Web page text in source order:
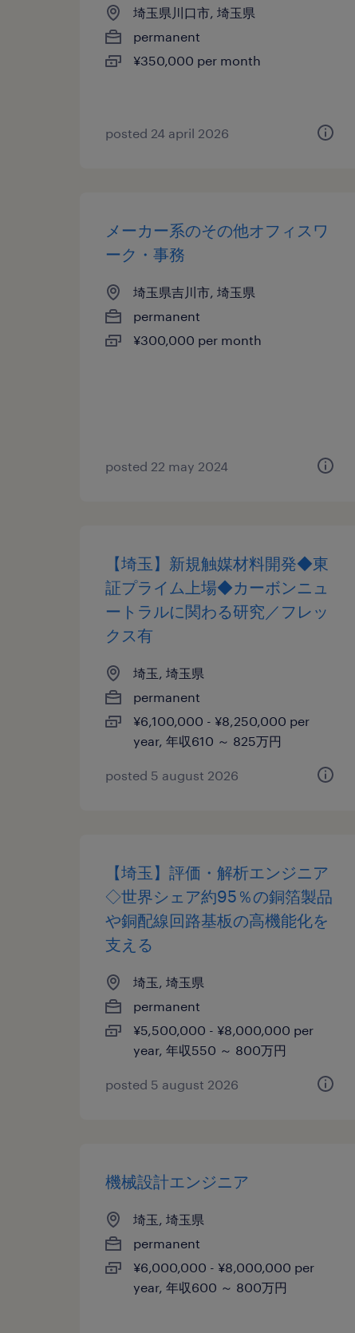
埼玉県川口市, 埼玉県
permanent
¥350,000 per month
posted 24 april 2026
メーカー系のその他オフィスワ
ーク・事務
埼玉県吉川市, 埼玉県
permanent
¥300,000 per month
posted 22 may 2024
【埼玉】新規触媒材料開発◆東
証プライム上場◆カーボンニュ
ートラルに関わる研究／フレッ
クス有
埼玉, 埼玉県
permanent
¥6,100,000 - ¥8,250,000 per
year, 年収610 ～ 825万円
posted 5 august 2026
【埼玉】評価・解析エンジニア
◇世界シェア約95％の銅箔製品
や銅配線回路基板の高機能化を
支える
埼玉, 埼玉県
permanent
¥5,500,000 - ¥8,000,000 per
year, 年収550 ～ 800万円
posted 5 august 2026
機械設計エンジニア
埼玉, 埼玉県
permanent
¥6,000,000 - ¥8,000,000 per
year, 年収600 ～ 800万円